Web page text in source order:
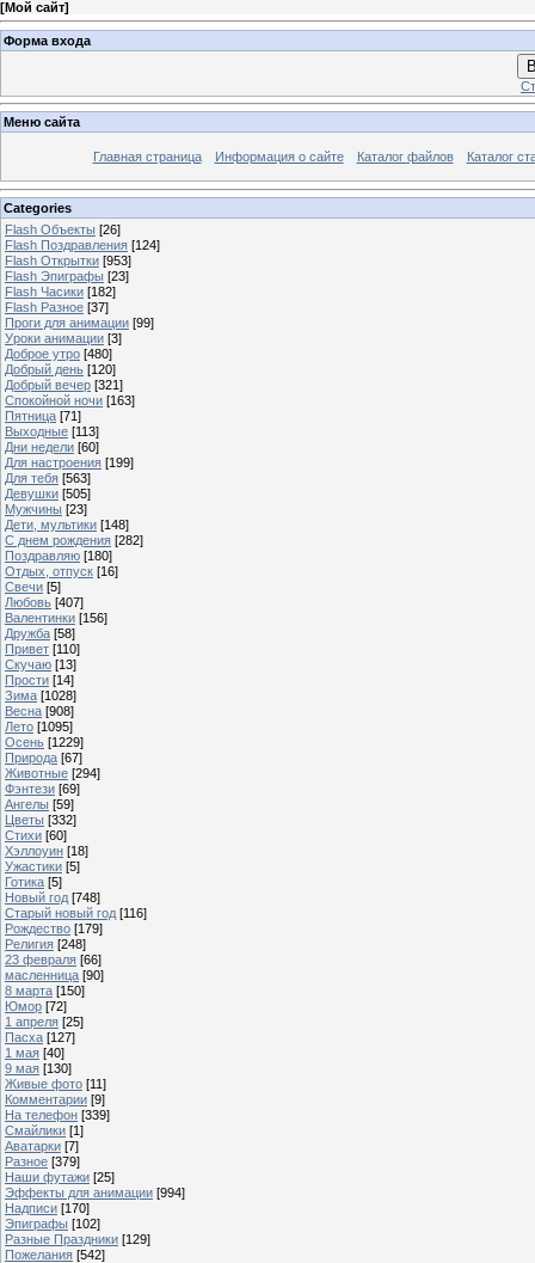
[Мой сайт]
Форма входа
Меню сайта
Главная страница Информация о сайте Каталог файлов Каталог
Categories
Flash Объекты [26]
Flash Поздравления [124]
Flash Открытки [953]
Flash Эпиграфы [23]
Flash Часики [182]
Flash Разное [37]
Проги для анимации [99]
Уроки анимации [3]
Доброе утро [480]
Добрый день [120]
Добрый вечер [321]
Спокойной ночи [163]
Пятница [71]
Выходные [113]
Дни недели [60]
Для настроения [199]
Для тебя [563]
Девушки [505]
Мужчины [23]
Дети, мультики [148]
С днем рождения [282]
Поздравляю [180]
Отдых, отпуск [16]
Свечи [5]
Любовь [407]
Валентинки [156]
Дружба [58]
Привет [110]
Скучаю [13]
Прости [14]
Зима [1028]
Весна [908]
Лето [1095]
Осень [1229]
Природа [67]
Животные [294]
Фэнтези [69]
Ангелы [59]
Цветы [332]
Стихи [60]
Хэллоуин [18]
Ужастики [5]
Готика [5]
Новый год [748]
Старый новый год [116]
Рождество [179]
Религия [248]
23 февраля [66]
масленница [90]
8 марта [150]
Юмор [72]
1 апреля [25]
Пасха [127]
1 мая [40]
9 мая [130]
Живые фото [11]
Комментарии [9]
На телефон [339]
Смайлики [1]
Аватарки [7]
Разное [379]
Наши футажи [25]
Эффекты для анимации [994]
Надписи [170]
Эпиграфы [102]
Разные Праздники [129]
Пожелания [542]